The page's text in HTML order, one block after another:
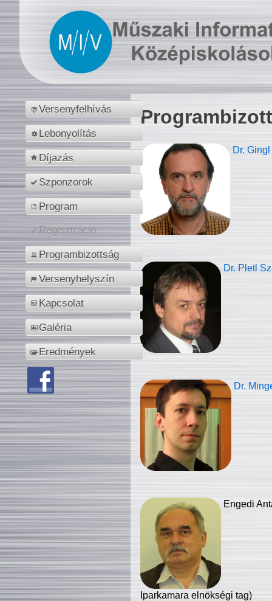
Versenyfelhívás
Lebonyolítás
Díjazás
Szponzorok
Program
Regisztráció
Programbizottság
Versenyhelyszín
Kapcsolat
Galéria
Eredmények
Dr.
Dr. Pletl
Dr.
Engedi
Iparkamara elnökségi tag)